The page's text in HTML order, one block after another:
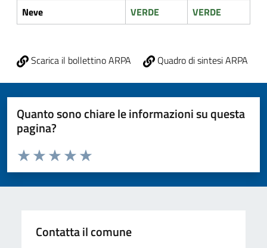
Neve
VERDE VERDE
Scarica il bollettino ARPA Quadro di sintesi ARPA
Quanto sono chiare le informazioni su questa
pagina?
Valuta da 1 a 5 stelle la pagina
Valuta 5 stelle su 5
Valuta 4 stelle su 5
Valuta 3 stelle su 5
Valuta 2 stelle su 5
Valuta 1 stelle su 5
Contatta il comune